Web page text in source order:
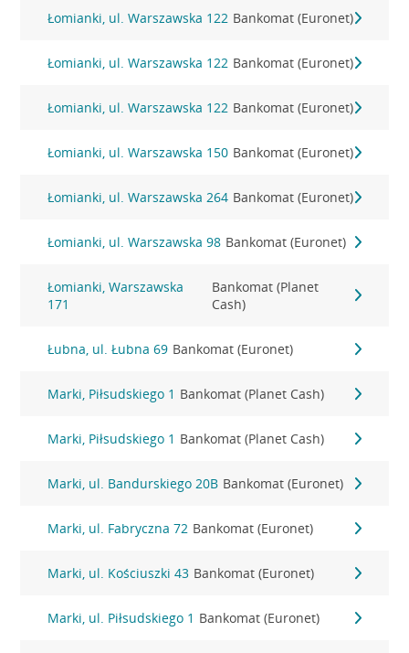
Łomianki, ul. Warszawska 122 Bankomat (Euronet)
Łomianki, ul. Warszawska 122 Bankomat (Euronet)
Łomianki, ul. Warszawska 122 Bankomat (Euronet)
Łomianki, ul. Warszawska 150 Bankomat (Euronet)
Łomianki, ul. Warszawska 264 Bankomat (Euronet)
Łomianki, ul. Warszawska 98 Bankomat (Euronet)
Łomianki, Warszawska
171
Bankomat (Planet
Cash)
Łubna, ul. Łubna 69 Bankomat (Euronet)
Marki, Piłsudskiego 1 Bankomat (Planet Cash)
Marki, Piłsudskiego 1 Bankomat (Planet Cash)
Marki, ul. Bandurskiego 20B Bankomat (Euronet)
Marki, ul. Fabryczna 72 Bankomat (Euronet)
Marki, ul. Kościuszki 43 Bankomat (Euronet)
Marki, ul. Piłsudskiego 1 Bankomat (Euronet)